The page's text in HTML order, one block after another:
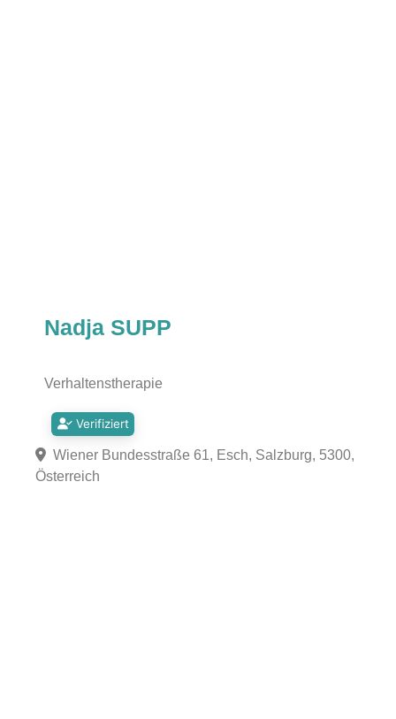
Nadja SUPP
Verhaltenstherapie
Verifiziert
Wiener Bundesstraße 61, Esch, Salzburg, 5300,
Österreich